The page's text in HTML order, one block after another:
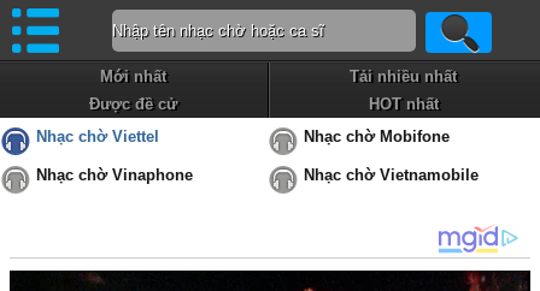
Mới nhất
Tải nhiều nhất
Được đề cử
HOT nhất
Nhạc chờ Viettel
Nhạc chờ Mobifone
Nhạc chờ Vinaphone Nhạc chờ Vietnamobile